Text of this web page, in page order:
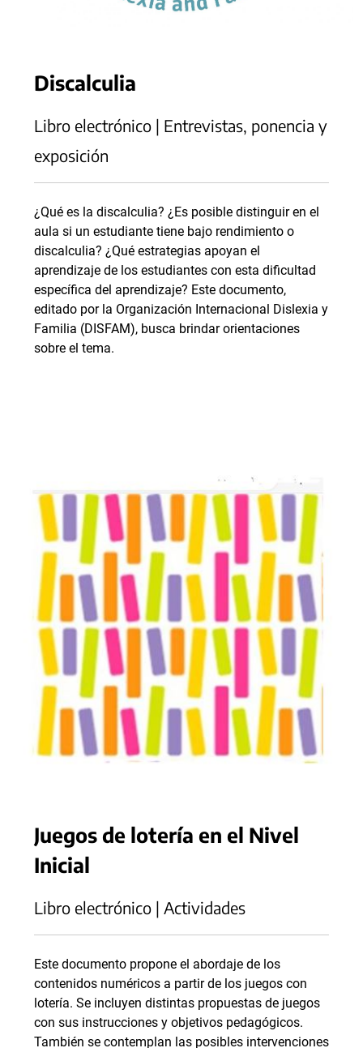
Discalculia
Libro electrónico | Entrevistas, ponencia y
exposición
¿Qué es la discalculia? ¿Es posible distinguir en el
aula si un estudiante tiene bajo rendimiento o
discalculia? ¿Qué estrategias apoyan el
aprendizaje de los estudiantes con esta dificultad
específica del aprendizaje? Este documento,
editado por la Organización Internacional Dislexia y
Familia (DISFAM), busca brindar orientaciones
sobre el tema.
Juegos de lotería en el Nivel
Inicial
Libro electrónico | Actividades
Este documento propone el abordaje de los
contenidos numéricos a partir de los juegos con
lotería. Se incluyen distintas propuestas de juegos
con sus instrucciones y objetivos pedagógicos.
También se contemplan las posibles intervenciones